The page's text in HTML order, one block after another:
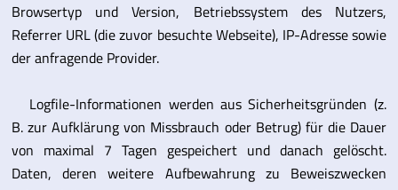
Browsertyp und Version, Betriebssystem des Nutzers,
Referrer URL (die zuvor besuchte Webseite), IP-Adresse sowie
der anfragende Provider.
Logfile-Informationen werden aus Sicherheitsgründen (z.
B. zur Aufklärung von Missbrauch oder Betrug) für die Dauer
von maximal 7 Tagen gespeichert und danach gelöscht.
Daten, deren weitere Aufbewahrung zu Beweiszwecken